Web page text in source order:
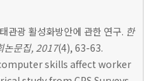
관광 활성화방안에 관한 연구. 한
논문집, 2017(4), 63-63.
skills affect worker